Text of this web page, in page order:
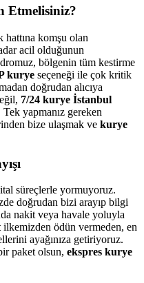
Etmelisiniz?
hattına komşu olan
acil olduğunun
bölgenin tüm kestirme
kurye seçeneği ile çok kritik
doğrudan alıcıya
7/24 kurye İstanbul
Tek yapmanız gereken
bize ulaşmak ve kurye
süreçlerle yormuyoruz.
doğrudan bizi arayıp bilgi
nakit veya havale yoluyla
ilkemizden ödün vermeden, en
ayağınıza getiriyoruz.
paket olsun, ekspres kurye